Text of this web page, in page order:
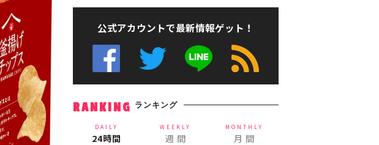
公式アカウントで最新情報ゲット！
RANKING ランキング
DAILY
24時間
WEEKLY
週 間
MONTHLY
月 間